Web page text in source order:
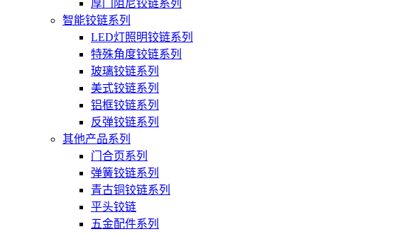
厚门阻尼铰链系列
智能铰链系列
LED灯照明铰链系列
特殊角度铰链系列
玻璃铰链系列
美式铰链系列
铝框铰链系列
反弹铰链系列
其他产品系列
门合页系列
弹簧铰链系列
青古铜铰链系列
平头铰链
五金配件系列